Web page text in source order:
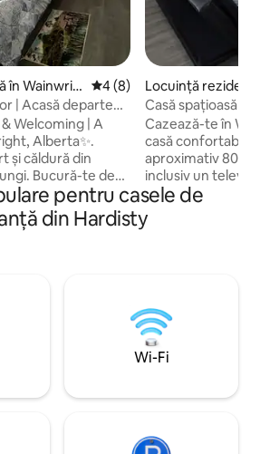
în Wainwrig
Scor mediu de 4 din 5, 8
4 (8)
| Acasă departe
Alberta
Welcoming | A
Alberta✨.
și căldură din
Bucură-te de
un spațiu
complet utilată,
TV și de parcare
Relaxează-te,
simte-te cu
mai mult decât
este casa ta
Locuință
wright
Casă spațioasă și
Wainwright
Cazează-te în
casă confortabilă
aproximativ 800
inclusiv un
pentru lucrul de
completă.
pe tot parcursul
locuri de parcare.
distanță de mers
34, magazine
pentru casele de
din Hardisty
Wi-Fi